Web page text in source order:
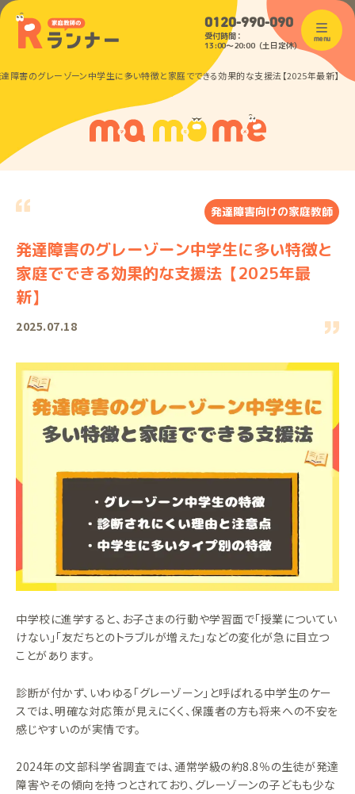
0120-990-090
受付時間：
13:00〜20:00（土日定休）
menu
障害のグレーゾーン中学生に多い特徴と家庭でできる効果的な支援法【2025年最新】
発達障害向けの家庭教師
発達障害のグレーゾーン中学生に多い特徴と
家庭でできる効果的な支援法【2025年最
新】
2025.07.18
中学校に進学すると、お子さまの行動や学習面で「授業についてい
けない」「友だちとのトラブルが増えた」などの変化が急に目立つ
ことがあります。
診断が付かず、いわゆる「グレーゾーン」と呼ばれる中学生のケー
スでは、明確な対応策が見えにくく、保護者の方も将来への不安を
感じやすいのが実情です。
2024年の文部科学省調査では、通常学級の約8.8％の生徒が発達
障害やその傾向を持つとされており、グレーゾーンの子どもも少な